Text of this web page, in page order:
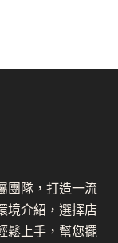
團隊，打造一流
境介紹，選擇店
鬆上手，幫您擺